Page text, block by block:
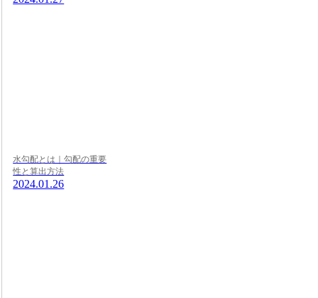
水勾配とは｜勾配の重要
性と算出方法
2024.01.26